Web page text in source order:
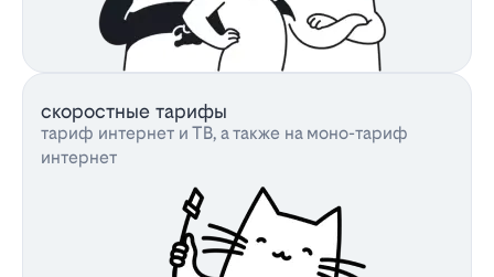
скоростные тарифы
тариф интернет и ТВ, а также на моно-тариф
интернет